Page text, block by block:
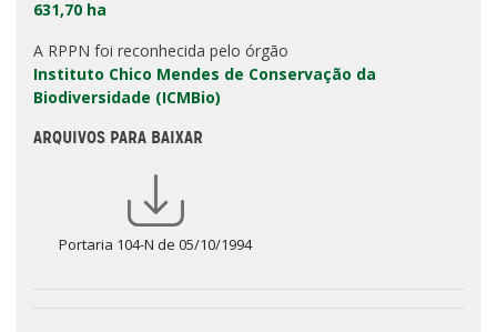
631,70 ha
A RPPN foi reconhecida pelo órgão
Instituto Chico Mendes de Conservação da
Biodiversidade (ICMBio)
ARQUIVOS PARA BAIXAR
Portaria 104-N de 05/10/1994